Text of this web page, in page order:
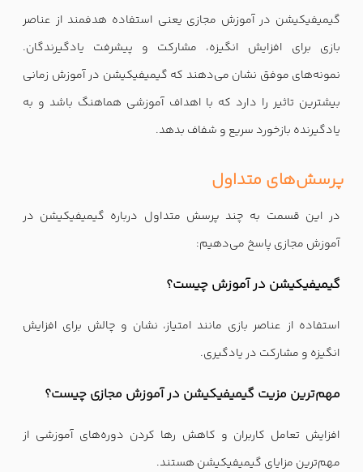
گیمیفیکیشن در آموزش مجازی یعنی استفاده هدفمند از عناصر
بازی برای افزایش انگیزه، مشارکت و پیشرفت یادگیرندگان.
نمونه‌های موفق نشان می‌دهند که گیمیفیکیشن در آموزش زمانی
بیشترین تاثیر را دارد که با اهداف آموزشی هماهنگ باشد و به
یادگیرنده بازخورد سریع و شفاف بدهد.
پرسش‌های متداول
در این قسمت به چند پرسش متداول درباره گیمیفیکیشن در
آموزش مجازی پاسخ می‌دهیم:
گیمیفیکیشن در آموزش چیست؟
استفاده از عناصر بازی مانند امتیاز، نشان و چالش برای افزایش
انگیزه و مشارکت در یادگیری.
مهم‌ترین مزیت گیمیفیکیشن در آموزش مجازی چیست؟
افزایش تعامل کاربران و کاهش رها کردن دوره‌های آموزشی از
مهم‌ترین مزایای گیمیفیکیشن هستند.